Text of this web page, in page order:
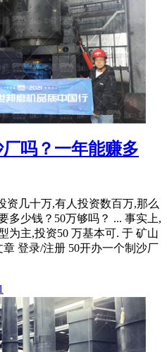
吗？一年能赚多
资几十万,有人投资数百万,那么
多少钱？50万够吗？ ... 事实上,
为主,投资50 万基本可. 于 矿山
登录/注册 50开办一个制沙厂